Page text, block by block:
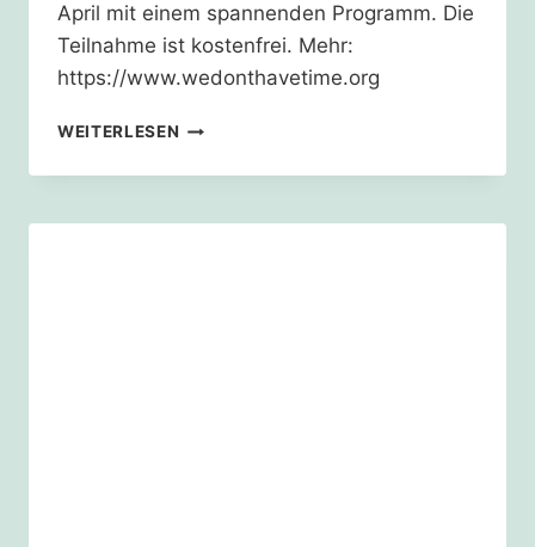
April mit einem spannenden Programm. Die
Teilnahme ist kostenfrei. Mehr:
https://www.wedonthavetime.org
WEITERLESEN 20.
25.
–